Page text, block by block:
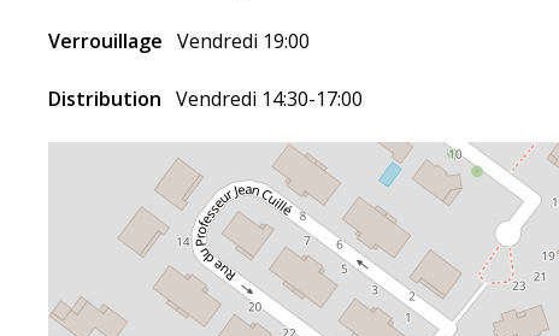
Verrouillage Vendredi 19:00
Distribution Vendredi 14:30-17:00